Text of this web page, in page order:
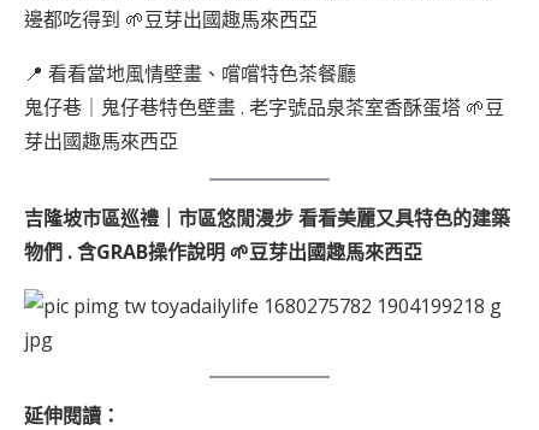
邊都吃得到 🌱豆芽出國趣馬來西亞
📍 看看當地風情壁畫、嚐嚐特色茶餐廳
鬼仔巷｜鬼仔巷特色壁畫 . 老字號品泉茶室香酥蛋塔 🌱豆
芽出國趣馬來西亞
吉隆坡市區巡禮｜市區悠閒漫步 看看美麗又具特色的建築
物們 . 含GRAB操作說明 🌱豆芽出國趣馬來西亞
延伸閱讀：